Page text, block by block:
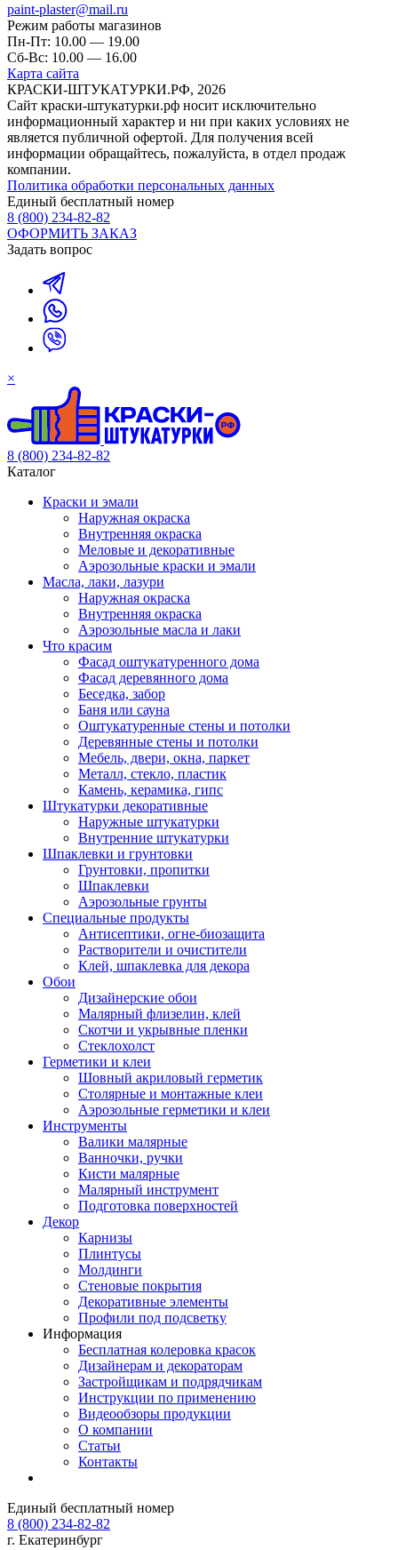
paint-plaster@mail.ru
Режим работы магазинов
Пн-Пт: 10.00 — 19.00
Сб-Вс: 10.00 — 16.00
Карта сайта
КРАСКИ-ШТУКАТУРКИ.РФ, 2026
Cайт краски-штукатурки.рф носит исключительно
информационный характер и ни при каких условиях не
является публичной офертой. Для получения всей
информации обращайтесь, пожалуйста, в отдел продаж
компании.
Политика обработки персональных данных
Единый бесплатный номер
8 (800) 234-82-82
ОФОРМИТЬ ЗАКАЗ
Задать вопрос
×
8 (800) 234-82-82
Каталог
Краски и эмали
Наружная окраска
Внутренняя окраска
Меловые и декоративные
Аэрозольные краски и эмали
Масла, лаки, лазури
Наружная окраска
Внутренняя окраска
Аэрозольные масла и лаки
Что красим
Фасад оштукатуренного дома
Фасад деревянного дома
Беседка, забор
Баня или сауна
Оштукатуренные стены и потолки
Деревянные стены и потолки
Мебель, двери, окна, паркет
Металл, стекло, пластик
Камень, керамика, гипс
Штукатурки декоративные
Наружные штукатурки
Внутренние штукатурки
Шпаклевки и грунтовки
Грунтовки, пропитки
Шпаклевки
Аэрозольные грунты
Специальные продукты
Антисептики, огне-биозащита
Растворители и очистители
Клей, шпаклевка для декора
Обои
Дизайнерские обои
Малярный флизелин, клей
Скотчи и укрывные пленки
Стеклохолст
Герметики и клеи
Шовный акриловый герметик
Столярные и монтажные клеи
Аэрозольные герметики и клеи
Инструменты
Валики малярные
Ванночки, ручки
Кисти малярные
Малярный инструмент
Подготовка поверхностей
Декор
Карнизы
Плинтусы
Молдинги
Стеновые покрытия
Декоративные элементы
Профили под подсветку
Информация
Бесплатная колеровка красок
Дизайнерам и декораторам
Застройщикам и подрядчикам
Инструкции по применению
Видеообзоры продукции
О компании
Статьи
Контакты
Единый бесплатный номер
8 (800) 234-82-82
г. Екатеринбург